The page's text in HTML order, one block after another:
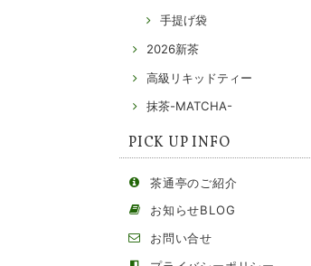
手提げ袋
2026新茶
高級リキッドティー
抹茶-MATCHA-
PICK UP INFO
茶通亭のご紹介
お知らせBLOG
お問い合せ